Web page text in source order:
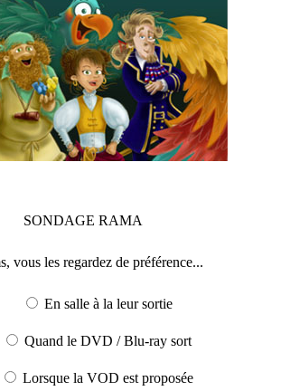
SONDAGE RAMA
vous les regardez de préférence...
En salle à la leur sortie
Quand le DVD / Blu-ray sort
Lorsque la VOD est proposée